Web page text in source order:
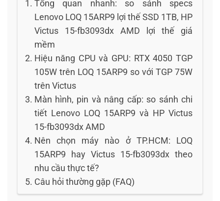
Tổng quan nhanh: so sánh specs
Lenovo LOQ 15ARP9 lợi thế SSD 1TB, HP
Victus 15-fb3093dx AMD lợi thế giá
mềm
Hiệu năng CPU và GPU: RTX 4050 TGP
105W trên LOQ 15ARP9 so với TGP 75W
trên Victus
Màn hình, pin và nâng cấp: so sánh chi
tiết Lenovo LOQ 15ARP9 và HP Victus
15-fb3093dx AMD
Nên chọn máy nào ở TP.HCM: LOQ
15ARP9 hay Victus 15-fb3093dx theo
nhu cầu thực tế?
Câu hỏi thường gặp (FAQ)